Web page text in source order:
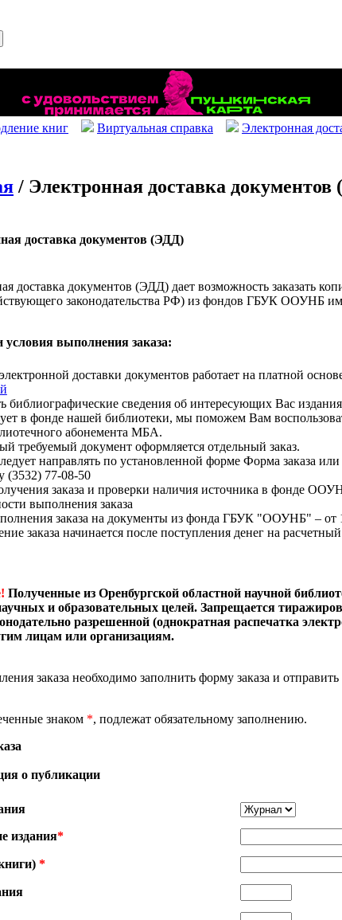
книг Виртуальная справка Электронная
/ Электронная доставка
доставка документов (ЭДД)
доставка документов (ЭДД) дает возможность заказать
законодательства РФ) из фондов ГБУК ООУНБ
условия выполнения заказа:
доставки документов работает на платной
библиографические сведения об интересующих Вас
в фонде нашей библиотеки, мы поможем Вам
абонемента МБА.
требуемый документ оформляется отдельный заказ.
направлять по установленной форме Форма заказа
(3532) 77-08-50
заказа и проверки наличия источника в фонде
выполнения заказа
заказа на документы из фонда ГБУК "ООУНБ" – от
заказа начинается после поступления денег на
Полученные из Оренбургской областной научной
и образовательных целей. Запрещается
разрешенной (однократная распечатка
лицам или организациям.
заказа необходимо заполнить форму заказа и
знаком *, подлежат обязательному заполнению.
о публикации
издания*
*